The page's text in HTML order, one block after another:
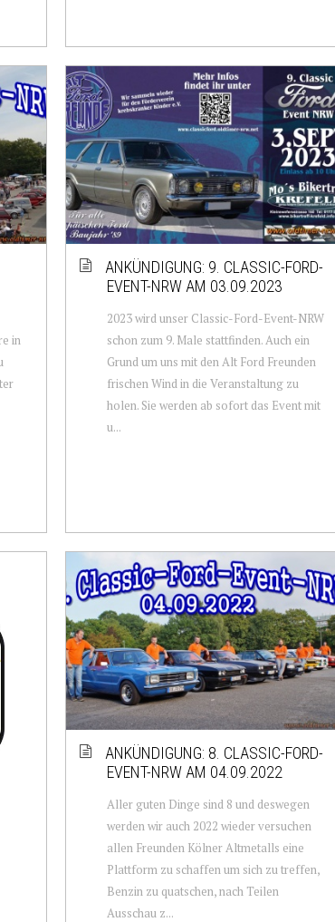
in
ANKÜNDIGUNG: 9. CLASSIC-FORD-
EVENT-NRW AM 03.09.2023
2023 wird unser Classic-Ford-Event-NRW
schon zum 9. Male stattfinden. Auch ein
Grund um uns mit den Alt Ford Freunden
frischen Wind in die Veranstaltung zu
holen. Sie werden ab sofort das Event mit
u...
ANKÜNDIGUNG: 8. CLASSIC-FORD-
EVENT-NRW AM 04.09.2022
Aller guten Dinge sind 8 und deswegen
werden wir auch 2022 wieder versuchen
allen Freunden Kölner Altmetalls eine
Plattform zu schaffen um sich zu treffen,
Benzin zu quatschen, nach Teilen
Ausschau z...